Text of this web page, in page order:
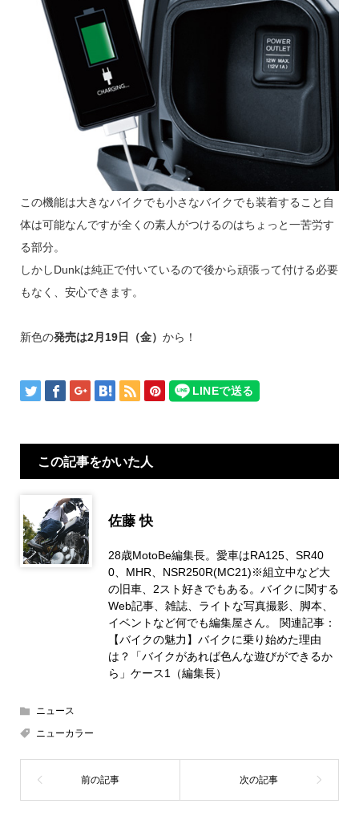
この機能は大きなバイクでも小さなバイクでも装着すること自
体は可能なんですが全くの素人がつけるのはちょっと一苦労す
る部分。
しかしDunkは純正で付いているので後から頑張って付ける必要
もなく、安心できます。
新色の発売は2月19日（金） から！
この記事をかいた人
佐藤 快
28歳MotoBe編集長。愛車はRA125、SR40
0、MHR、NSR250R(MC21)※組立中など大
の旧車、2スト好きでもある。バイクに関する
Web記事、雑誌、ライトな写真撮影、脚本、
イベントなど何でも編集屋さん。 関連記事：
【バイクの魅力】バイクに乗り始めた理由
は？「バイクがあれば色んな遊びができるか
ら」ケース1（編集長）
ニュース
ニューカラー